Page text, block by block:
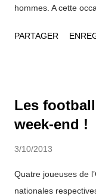
hommes. A cette
la matière, avec un
faire un état des
gouvernement a
PARTAGER
Les
week-end !
3/10/2013
Quatre joueuses de
nationales